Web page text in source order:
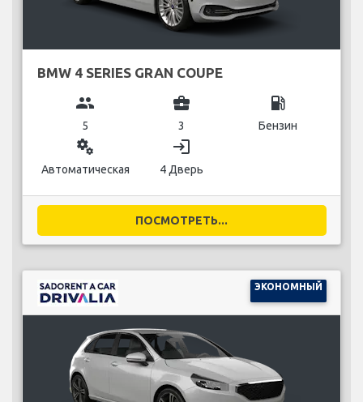
BMW 4 SERIES GRAN COUPE
group
5
business_center
3
local_gas_station
Бензин
miscellaneous_services
Автоматическая
login
4 Дверь
ПОСМОТРЕТЬ...
ЭКОНОМНЫЙ